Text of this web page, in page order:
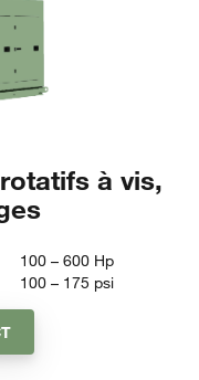
à vis,
100 – 600 Hp
100 – 175 psi